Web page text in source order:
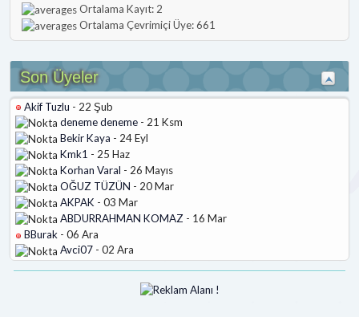
Ortalama Kayıt: 2
Ortalama Çevrimiçi Üye: 661
Son Üyeler
Akif Tuzlu - 22 Şub
deneme deneme - 21 Ksm
Bekir Kaya - 24 Eyl
Kmk1 - 25 Haz
Korhan Varal - 26 Mayıs
OĞUZ TÜZÜN - 20 Mar
AKPAK - 03 Mar
ABDURRAHMAN KOMAZ - 16 Mar
BBurak - 06 Ara
Avci07 - 02 Ara